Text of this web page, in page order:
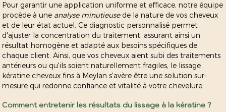
Pour garantir une application uniforme et efficace, notre équipe
procède à une analyse minutieusede la nature de vos cheveux
et de leur état actuel. Ce diagnostic personnalisé permet
d'ajuster la concentration du traitement, assurant ainsi un
résultat homogène et adapté aux besoins spécifiques de
chaque client. Ainsi, que vos cheveux aient subi des traitements
antérieurs ou qu'ils soient naturellement fragiles, le lissage
kératine cheveux fins à Meylan s'avère être une solution sur-
mesure qui redonne confiance et vitalité à votre chevelure.
Comment entretenir les résultats du lissage à la kératine ?